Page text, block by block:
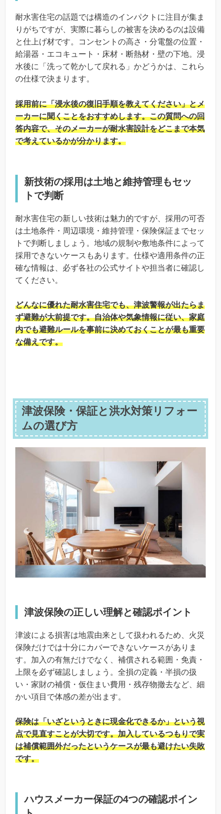
耐水害住宅の話題では構造のインパクトに注目が集ま
りがちですが、実際に暮らしの被害を決めるのは設備
と仕上げ材です。コンセントの高さ・分電盤の位置・
給湯器・エコキュート・床材・断熱材・壁の下地。浸
水後に「洗って乾かして戻れる」かどうかは、これら
の仕様で決まります。
採用前に「浸水後の復旧手順を教えてください」とメ
ーカーに聞くことをおすすめします。この質問への回
答内容で、そのメーカーが耐水害設計をどこまで本気
で考えているかが分かります。
新技術の採用は土地と維持管理もセッ
トで判断
耐水害住宅の新しい技術は魅力的ですが、採用の可否
は土地条件・周辺環境・維持管理・保険保証までセッ
トで判断しましょう。地域の規制や敷地条件によって
採用できないケースもあります。仕様や適用条件の正
確な情報は、必ず各社の公式サイトや担当者に確認し
てください。
どんなに優れた耐水害住宅でも、津波警報が出たらま
ず避難が大前提です。自治体や気象情報に従い、家庭
内でも避難ルールを事前に決めておくことが最も重要
な備えです。
津波保険・保証と洪水対策リフォー
ムの選び方
津波保険の正しい理解と確認ポイント
津波による損害は地震由来として扱われるため、火災
保険だけでは十分にカバーできないケースがありま
す。加入の有無だけでなく、補償される範囲・免責・
上限を必ず確認しましょう。全損の定義・半損の扱
い・家財の補償・仮住まい費用・残存物撤去など、細
かい項目で体感の差が出ます。
保険は「いざというときに現金化できるか」という視
点で見直すことが大切です。加入しているつもりで実
は補償範囲外だったというケースが最も避けたい失敗
です。
ハウスメーカー保証の4つの確認ポイン